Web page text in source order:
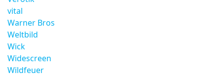
vital
Warner Bros
Weltbild
Wick
Widescreen
Wildfeuer